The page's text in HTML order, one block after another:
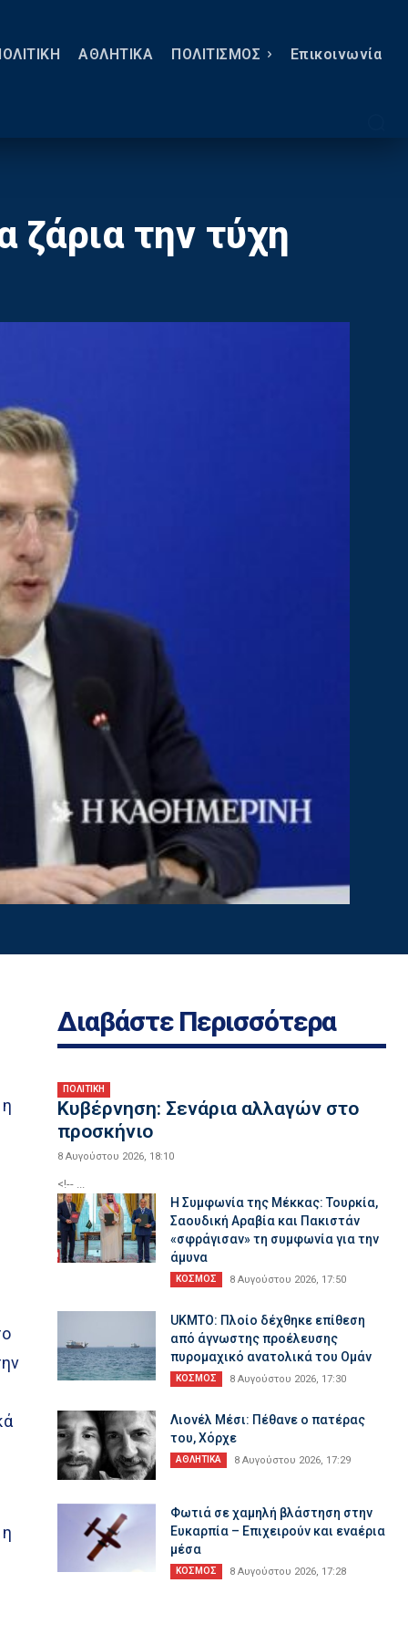
ΑΘΛΗΤΙΚΑ ΠΟΛΙΤΙΣΜΟΣ Eπικοινωνία
την τύχη
Διαβάστε Περισσότερα
ΠΟΛΙΤΙΚΗ
Κυβέρνηση: Σενάρια αλλαγών στο
προσκήνιο
8 Αυγούστου 2026, 18:10
<!-- ...
Η Συμφωνία της Μέκκας: Τουρκία,
Σαουδική Αραβία και Πακιστάν
«σφράγισαν» τη συμφωνία για την
άμυνα
ΚΟΣΜΟΣ 8 Αυγούστου 2026, 17:50
UKMTO: Πλοίο δέχθηκε επίθεση
από άγνωστης προέλευσης
πυρομαχικό ανατολικά του Ομάν
ΚΟΣΜΟΣ 8 Αυγούστου 2026, 17:30
Λιονέλ Μέσι: Πέθανε ο πατέρας
του, Χόρχε
ΑΘΛΗΤΙΚΑ 8 Αυγούστου 2026, 17:29
Φωτιά σε χαμηλή βλάστηση στην
Ευκαρπία – Επιχειρούν και εναέρια
μέσα
ΚΟΣΜΟΣ 8 Αυγούστου 2026, 17:28